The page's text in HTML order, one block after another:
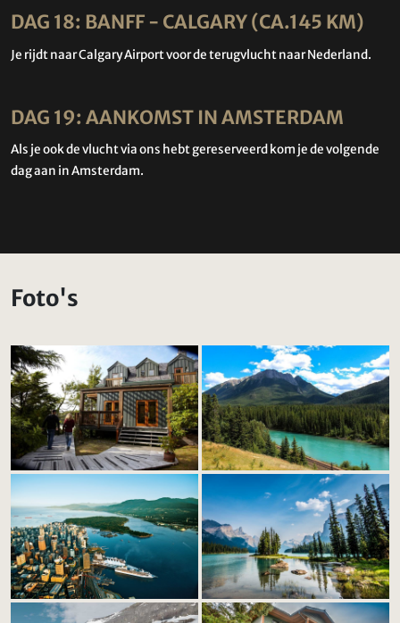
DAG 18: BANFF - CALGARY (CA.145 KM)
Je rijdt naar Calgary Airport voor de terugvlucht naar Nederland.
DAG 19: AANKOMST IN AMSTERDAM
Als je ook de vlucht via ons hebt gereserveerd kom je de volgende
dag aan in Amsterdam.
Foto's